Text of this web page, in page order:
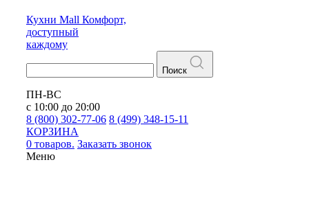
Кухни Mall Комфорт,
доступный
каждому
Поиск
ПН-ВС
с 10:00 до 20:00
8 (800) 302-77-06 8 (499) 348-15-11
КОРЗИНА
0 товаров. Заказать звонок
Меню